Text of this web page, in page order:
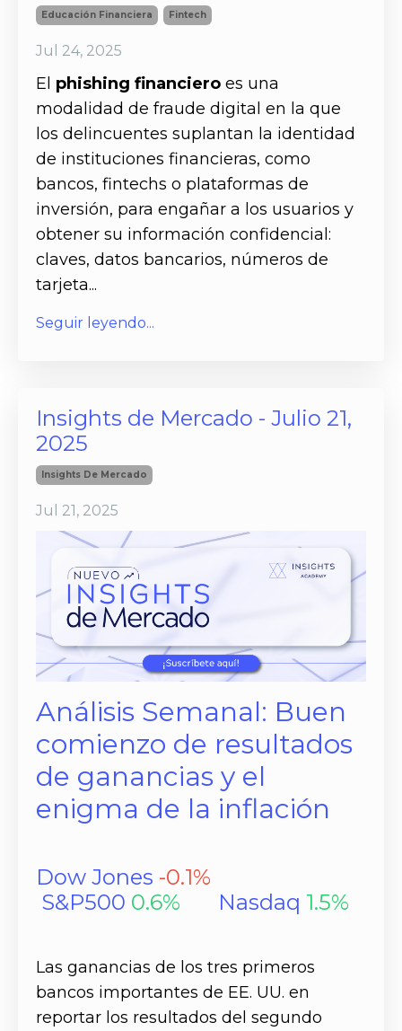
Educación Financiera Fintech
Jul 24, 2025
El phishing financiero es una
modalidad de fraude digital en la que
los delincuentes suplantan la identidad
de instituciones financieras, como
bancos, fintechs o plataformas de
inversión, para engañar a los usuarios y
obtener su información confidencial:
claves, datos bancarios, números de
tarjeta...
Seguir leyendo...
Insights de Mercado - Julio 21,
2025
Insights De Mercado
Jul 21, 2025
Análisis Semanal: Buen
comienzo de resultados
de ganancias y el
enigma de la inflación
Dow Jones -0.1%
S&P500 0.6% Nasdaq 1.5%
Las ganancias de los tres primeros
bancos importantes de EE. UU. en
reportar los resultados del segundo